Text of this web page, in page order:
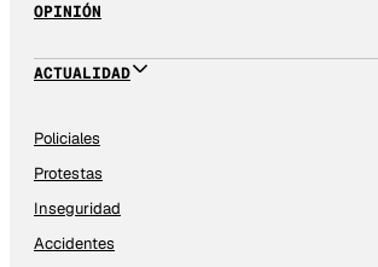
OPINIÓN
ACTUALIDAD
Policiales
Protestas
Inseguridad
Accidentes